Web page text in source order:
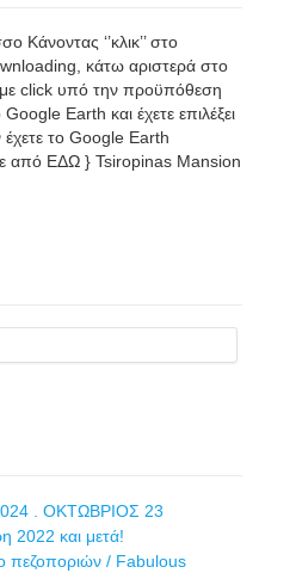
‘’κλικ’’ στο
κάτω αριστερά στο
με click υπό την προϋπόθεση
Earth και έχετε επιλέξει
έχετε το Google Earth
από ΕΔΩ } Tsiropinas Mansion
. ΟΚΤΩΒΡΙΟΣ 23
2022 και μετά!
πεζοποριών / Fabulous